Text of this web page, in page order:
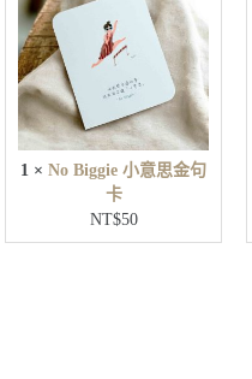
g
g
i
e
意
思
金
句
1 ×No Biggie 小意思金句
卡
NT$50